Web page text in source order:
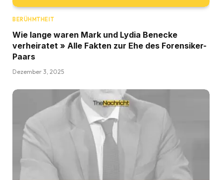
BERÜHMTHEIT
Wie lange waren Mark und Lydia Benecke
verheiratet » Alle Fakten zur Ehe des Forensiker-
Paars
Dezember 3, 2025